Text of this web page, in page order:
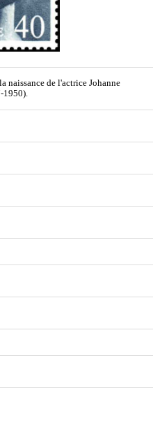
naissance de l'actrice Johanne
1950).